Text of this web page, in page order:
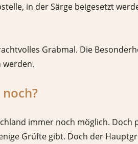
in der Särge beigesetzt
Grabmal. Die
werden.
immer noch möglich.
Grüfte gibt. Doch der